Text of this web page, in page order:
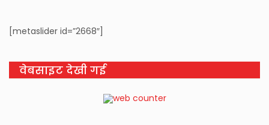
[metaslider id=”2668″]
वेबसाइट देखी गई